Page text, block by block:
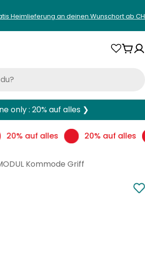
Heimlieferung an deinen Wunschort ab
only : 20% auf alles ❯
20% auf alles 20% auf alles
Kommode Griff